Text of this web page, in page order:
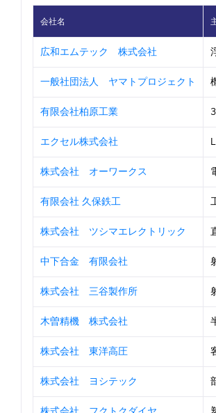
会社名
広和エムテック 株式会社
一般社団法人 ヤマトプロジェクト
有限会社柏原工業
エクセル株式会社
株式会社 オーワークス
有限会社 久保鉄工
株式会社 ツシマエレクトリック
中下合金 有限会社
株式会社 三谷製作所
木曽精機 株式会社
株式会社 東洋高圧
株式会社 ヨシテック